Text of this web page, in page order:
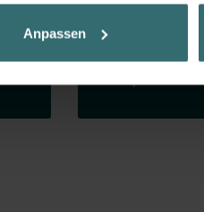
zu ermöglichen
Einwilligungen können Sie
Anpassen
kernwaarden